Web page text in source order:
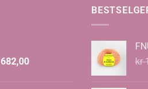
682,00Prisområde:
kr